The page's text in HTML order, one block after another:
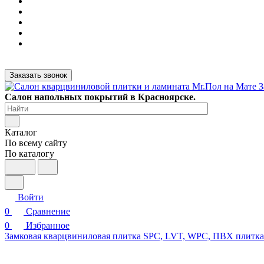
Заказать звонок
Салон напольных покрытий в Красноярске.
Каталог
По всему сайту
По каталогу
Войти
0
Сравнение
0
Избранное
Замковая кварцвиниловая плитка SPC, LVT, WPC, ПВХ